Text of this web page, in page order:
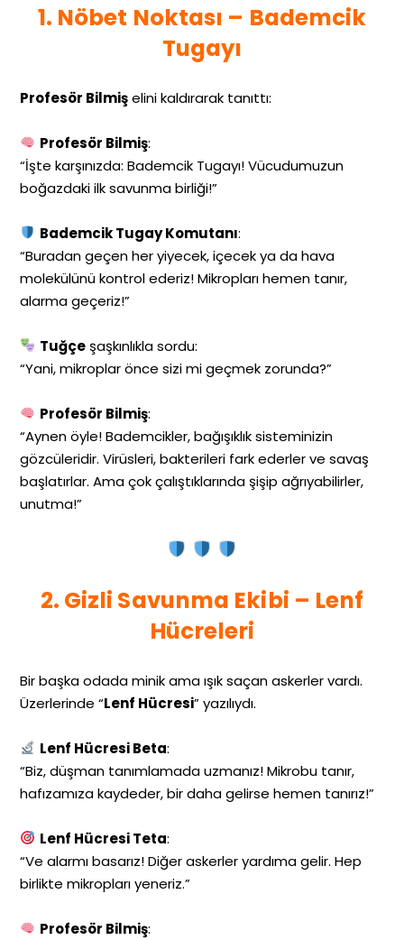
1. Nöbet Noktası – Bademcik
Tugayı
Profesör Bilmişelini kaldırarak tanıttı:
Profesör Bilmiş:
“İşte karşınızda: Bademcik Tugayı! Vücudumuzun
boğazdaki ilk savunma birliği!”
Bademcik Tugay Komutanı:
“Buradan geçen her yiyecek, içecek ya da hava
molekülünü kontrol ederiz! Mikropları hemen tanır,
alarma geçeriz!”
Tuğçeşaşkınlıkla sordu:
“Yani, mikroplar önce sizi mi geçmek zorunda?”
Profesör Bilmiş:
“Aynen öyle! Bademcikler, bağışıklık sisteminizin
gözcüleridir. Virüsleri, bakterileri fark ederler ve savaş
başlatırlar. Ama çok çalıştıklarında şişip ağrıyabilirler,
unutma!”
2. Gizli Savunma Ekibi – Lenf
Hücreleri
Bir başka odada minik ama ışık saçan askerler vardı.
Üzerlerinde “Lenf Hücresi” yazılıydı.
Lenf Hücresi Beta:
“Biz, düşman tanımlamada uzmanız! Mikrobu tanır,
hafızamıza kaydeder, bir daha gelirse hemen tanırız!”
Lenf Hücresi Teta:
“Ve alarmı basarız! Diğer askerler yardıma gelir. Hep
birlikte mikropları yeneriz.”
Profesör Bilmiş: